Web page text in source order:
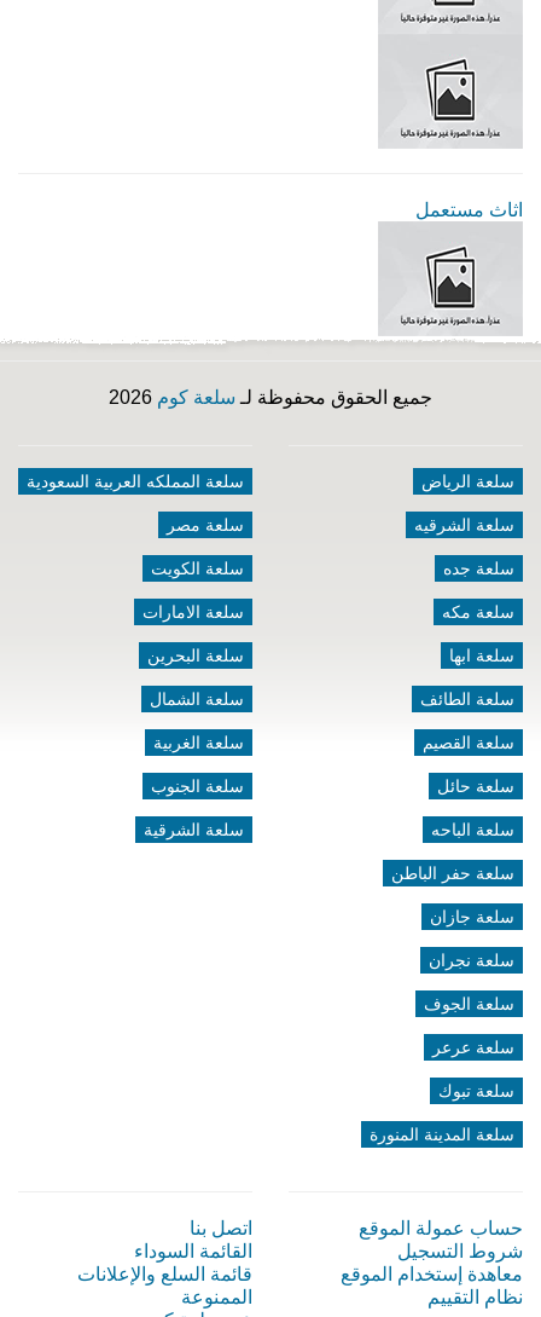
اثاث مستعمل
جميع الحقوق محفوظة لـ سلعة كوم
سلعة الرياض
سلعة الشرقيه
سلعة جده
سلعة مكه
سلعة ابها
سلعة الطائف
سلعة القصيم
سلعة حائل
سلعة الباحه
سلعة حفر الباطن
سلعة جازان
سلعة نجران
سلعة الجوف
سلعة عرعر
سلعة تبوك
سلعة المدينة المنورة
سلعة المملكه العربية السعودية
سلعة مصر
سلعة الكويت
سلعة الامارات
سلعة البحرين
سلعة الشمال
سلعة الغربية
سلعة الجنوب
سلعة الشرقية
حساب عمولة الموقع
شروط التسجيل
معاهدة إستخدام الموقع
نظام التقييم
اتصل بنا
القائمة السوداء
قائمة السلع والإعلانات
الممنوعة